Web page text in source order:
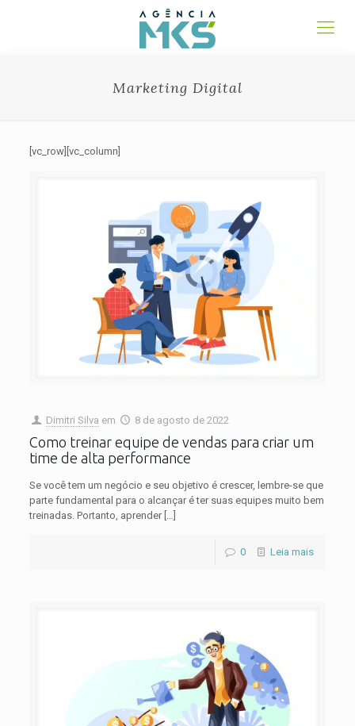
Marketing Digital
[vc_row][vc_column]
Dimitri Silva em 8 de agosto de 2022
Como treinar equipe de vendas para criar um
time de alta performance
Se você tem um negócio e seu objetivo é crescer, lembre-se que
parte fundamental para o alcançar é ter suas equipes muito bem
treinadas. Portanto, aprender[…]
0 Leia mais